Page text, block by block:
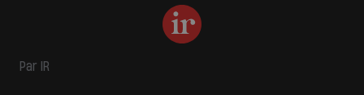
Par IR